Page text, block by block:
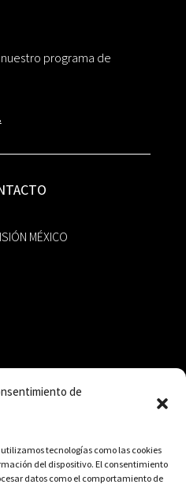
de
tecnologías como las cookies
del dispositivo. El consentimiento
datos como el comportamiento de
programa de
MÉXICO